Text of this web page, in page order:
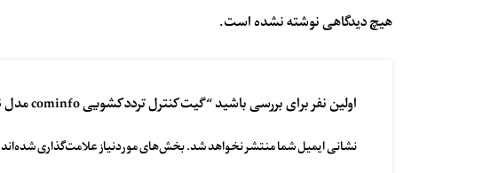
هیچ دیدگاهی نوشته نشده است.
اولین نفر برای بررسی باشید “گیت کنترل تردد کشویی cominfo مدل EasyGate Elite / EliteS”
نشانی ایمیل شما منتشر نخواهد شد.بخش‌های موردنیاز علامت‌گذاری شده‌اند